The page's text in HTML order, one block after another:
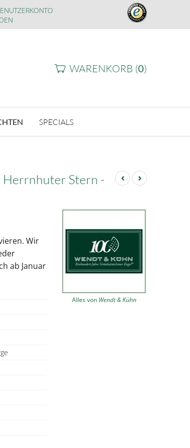
WARENKORB (0)
SPECIALS
‹ ›
Herrnhuter Stern -
Wir
ab Januar
Alles von Wendt & Kühn